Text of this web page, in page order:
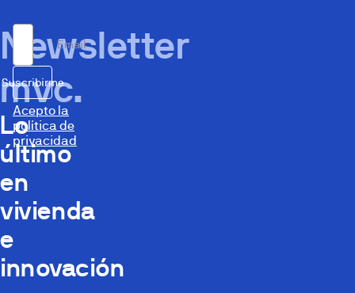
Newsletter
mvc.
Lo
último
en
vivienda
e
innovación
Email
Suscribirme
Acepto la
política de
privacidad